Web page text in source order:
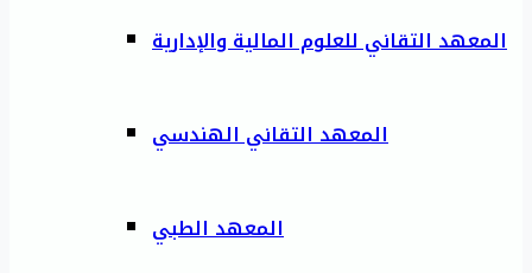
المعهد التقاني للعلوم المالية والإدارية
المعهد التقاني الهندسي
المعهد الطبي